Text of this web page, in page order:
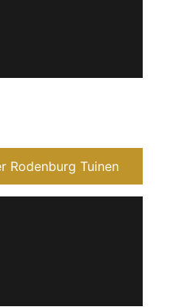
Rodenburg Tuinen